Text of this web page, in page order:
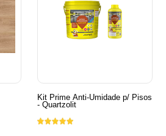
Kit Prime Anti-Umidade p/ Pisos
- Quartzolit